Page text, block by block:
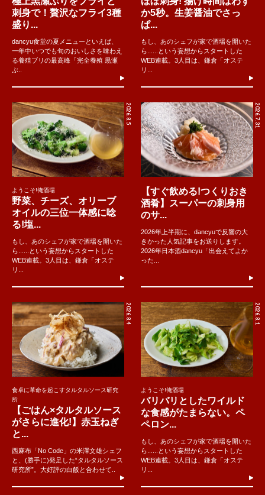
刺身で！贅沢なフライ3種
盛り...
dancyu食堂の夏メニューといえば、
一年中いつでも旬のおいしさを味わえ
る養殖ブリの最高峰「完全養殖 黒瀬
ぶ..
か5秒。生姜醤油でさっ
ぱ...
もし、あのシェフが家で酒場を開いた
ら......という妄想からスタートした
WEB連載。3人目は、鎌倉「オステ
リ...
2026.8.5
ようこそ!俺酒場
野菜、チーズ、オリーブ
オイルの三位一体感に唸
る!塩...
もし、あのシェフが家で酒場を開いた
ら......という妄想からスタートした
WEB連載。3人目は、鎌倉「オステ
リ...
2026.7.31
【すぐ飲める!つくりおき
酒肴】スーパーの刺身用
のサ...
2026年上半期に、dancyuで反響の大
きかった人気記事をお送りします。
2026年日本酒dancyu「出会えてよか
った...
2026.8.4
食卓に革命を起こすタルタルソース研究
所
【ごはん×タルタルソース
がさらに進化!】赤玉ねぎ
と...
西麻布「No Code」の米澤文雄シェフ
と、(勝手に)発足した“タルタルソース
研究所”。大好評の白飯と合わせて..
2026.8.1
ようこそ!俺酒場
バリバリとしたワイルド
な食感がたまらない。ペ
ペロン...
もし、あのシェフが家で酒場を開いた
ら......という妄想からスタートした
WEB連載。3人目は、鎌倉「オステ
リ...